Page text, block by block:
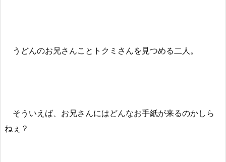
うどんのお兄さんことトクミさんを見つめる二人。
そういえば、お兄さんにはどんなお手紙が来るのかしら
ねぇ？